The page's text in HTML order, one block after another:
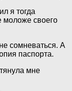
я тогда
моложе своего
сомневаться. А
паспорта.
мне